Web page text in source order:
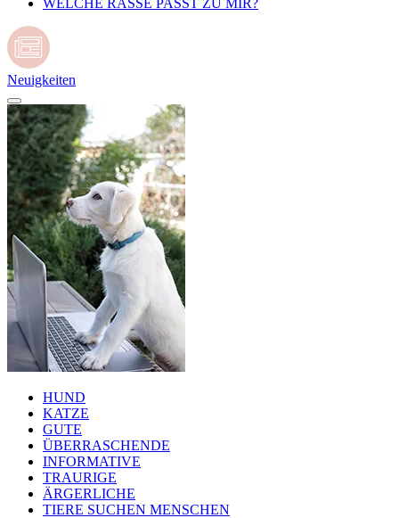
WELCHE RASSE PASST ZU MIR?
Neuigkeiten
HUND
KATZE
GUTE
ÜBERRASCHENDE
INFORMATIVE
TRAURIGE
ÄRGERLICHE
TIERE SUCHEN MENSCHEN